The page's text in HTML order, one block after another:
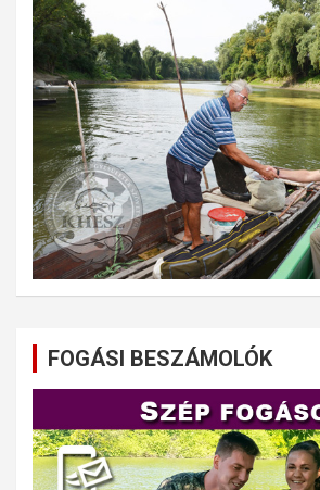
FOGÁSI BESZÁMOLÓK